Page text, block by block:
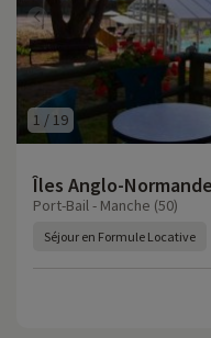
1 / 19
Îles Anglo-
Port-Bail - Manche (50)
Séjour en Formule Locative